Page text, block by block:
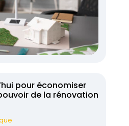
pour économiser
de la rénovation